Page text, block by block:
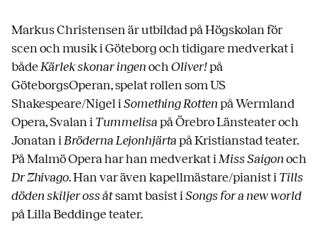
Markus Christensen är utbildad på Högskolan för
scen och musik i Göteborg och tidigare medverkat i
bådeKärlek skonar ingenochOliver!på
GöteborgsOperan, spelat rollen som US
Shakespeare/Nigel iSomething Rottenpå Wermland
Opera, Svalan i Tummelisa på Örebro Länsteater och
Jonatan iBrödernaLejonhjärta på Kristianstad teater.
På Malmö Opera har han medverkat iMiss Saigonoch
Dr Zhivago. Han var även kapellmästare/pianist i Tills
döden skiljer oss åtsamt basist iSongs for a new world
på Lilla Beddinge teater.